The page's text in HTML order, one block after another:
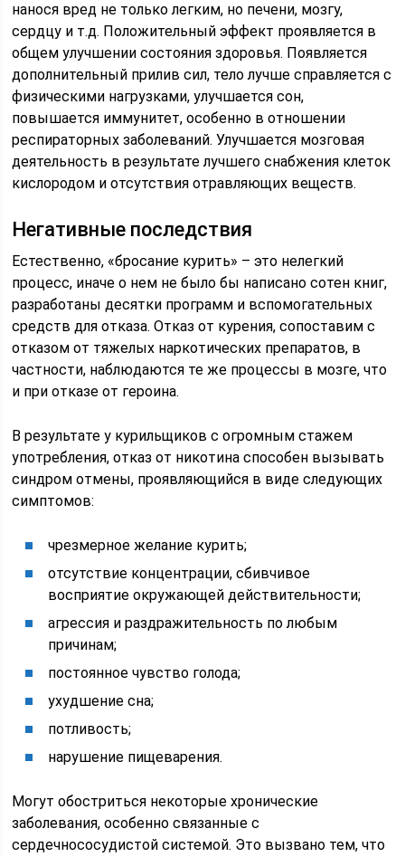
нанося вред не только легким, но печени, мозгу,
сердцу и т.д. Положительный эффект проявляется в
общем улучшении состояния здоровья. Появляется
дополнительный прилив сил, тело лучше справляется с
физическими нагрузками, улучшается сон,
повышается иммунитет, особенно в отношении
респираторных заболеваний. Улучшается мозговая
деятельность в результате лучшего снабжения клеток
кислородом и отсутствия отравляющих веществ.
Негативные последствия
Естественно, «бросание курить» – это нелегкий
процесс, иначе о нем не было бы написано сотен книг,
разработаны десятки программ и вспомогательных
средств для отказа. Отказ от курения, сопоставим с
отказом от тяжелых наркотических препаратов, в
частности, наблюдаются те же процессы в мозге, что
и при отказе от героина.
В результате у курильщиков с огромным стажем
употребления, отказ от никотина способен вызывать
синдром отмены, проявляющийся в виде следующих
симптомов:
чрезмерное желание курить;
отсутствие концентрации, сбивчивое
восприятие окружающей действительности;
агрессия и раздражительность по любым
причинам;
постоянное чувство голода;
ухудшение сна;
потливость;
нарушение пищеварения.
Могут обостриться некоторые хронические
заболевания, особенно связанные с
сердечнососудистой системой. Это вызвано тем, что